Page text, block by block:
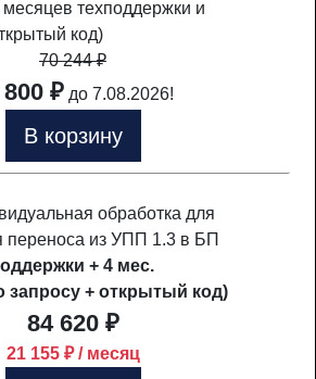
месяцев техподдержки и
код)
70 244₽
₽ до 7.08.2026!
В корзину
обработка для
переноса из УПП 1.3 в БП
+ 4 мес.
запросу + открытый код)
84 620 ₽
21 155 ₽ / месяц